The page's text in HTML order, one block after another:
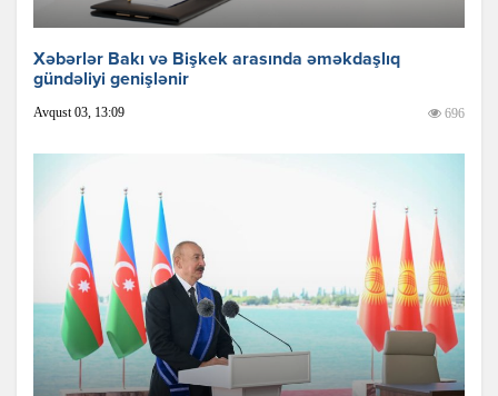
Xəbərlər Bakı və Bişkek arasında əməkdaşlıq
gündəliyi genişlənir
Avqust 03, 13:09 696